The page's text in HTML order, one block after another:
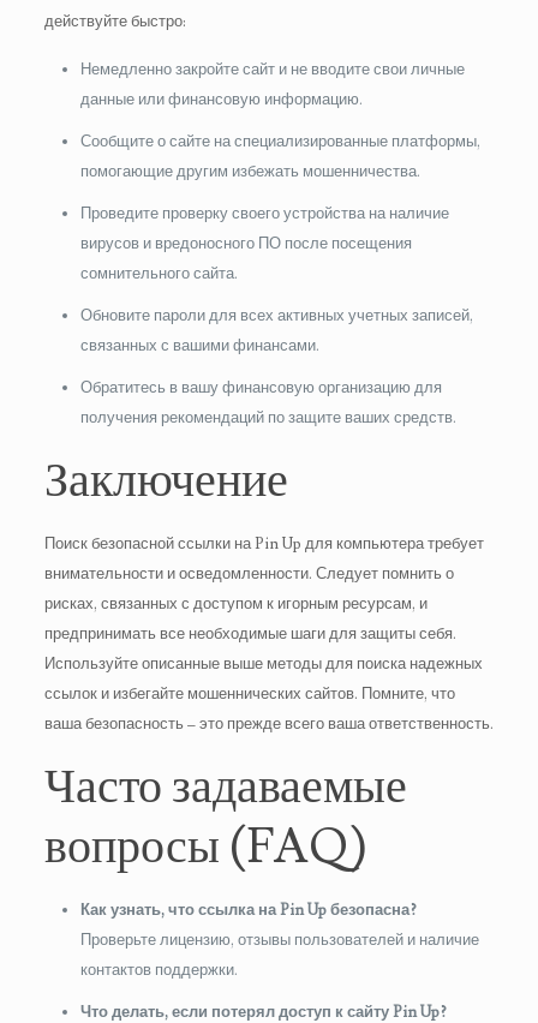
действуйте быстро:
Немедленно закройте сайт и не вводите свои личные
данные или финансовую информацию.
Сообщите о сайте на специализированные платформы,
помогающие другим избежать мошенничества.
Проведите проверку своего устройства на наличие
вирусов и вредоносного ПО после посещения
сомнительного сайта.
Обновите пароли для всех активных учетных записей,
связанных с вашими финансами.
Обратитесь в вашу финансовую организацию для
получения рекомендаций по защите ваших средств.
Заключение
Поиск безопасной ссылки на Pin Up для компьютера требует
внимательности и осведомленности. Следует помнить о
рисках, связанных с доступом к игорным ресурсам, и
предпринимать все необходимые шаги для защиты себя.
Используйте описанные выше методы для поиска надежных
ссылок и избегайте мошеннических сайтов. Помните, что
ваша безопасность – это прежде всего ваша ответственность.
Часто задаваемые
вопросы (FAQ)
Как узнать, что ссылка на Pin Up безопасна?
Проверьте лицензию, отзывы пользователей и наличие
контактов поддержки.
Что делать, если потерял доступ к сайту Pin Up?